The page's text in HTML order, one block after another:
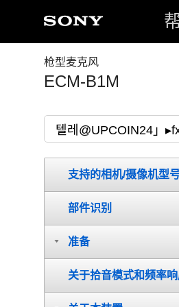
枪型麦克风
ECM-B1M
支持的相机/摄像机型
部件识别
准备
关于拾音模式和频率